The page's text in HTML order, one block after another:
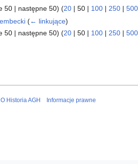
50 | następne 50) (20 | 50 | 100 | 250 | 500
(← linkujące)
50 | następne 50) (20 | 50 | 100 | 250 | 500
O Historia AGH Informacje prawne